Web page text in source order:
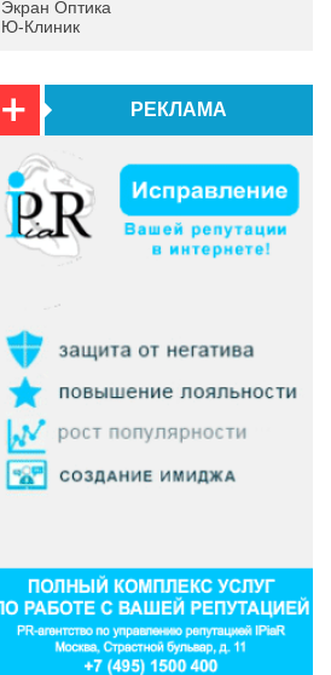
Экран Оптика
Ю-Клиник
РЕКЛАМА